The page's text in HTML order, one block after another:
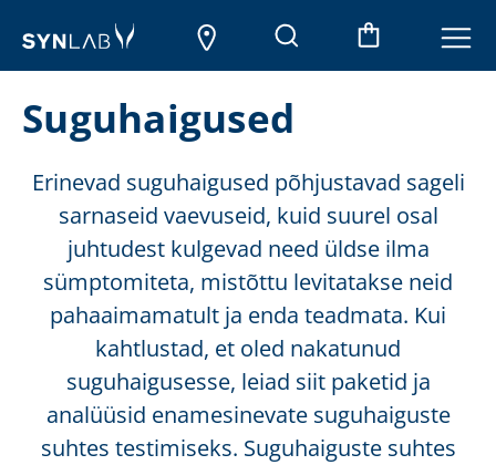
Suguhaigused
Erinevad suguhaigused põhjustavad sageli
sarnaseid vaevuseid, kuid suurel osal
juhtudest kulgevad need üldse ilma
sümptomiteta, mistõttu levitatakse neid
pahaaimamatult ja enda teadmata. Kui
kahtlustad, et oled nakatunud
suguhaigusesse, leiad siit paketid ja
analüüsid enamesinevate suguhaiguste
suhtes testimiseks. Suguhaiguste suhtes